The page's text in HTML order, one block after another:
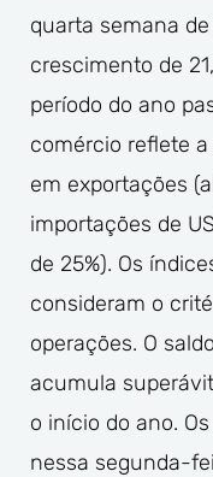
quarta semana
crescimento de
período do ano
comércio reflete
em exportações
importações de
de 25%). Os
consideram o
operações. O
acumula
o início do ano.
nessa segunda-